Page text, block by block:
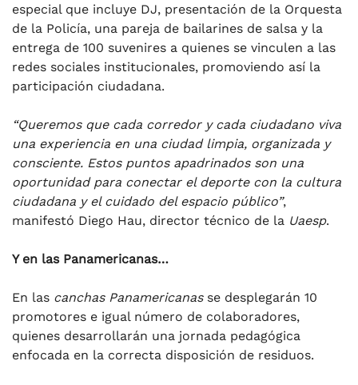
especial que incluye DJ, presentación de la Orquesta
de la Policía, una pareja de bailarines de salsa y la
entrega de 100 suvenires a quienes se vinculen a las
redes sociales institucionales, promoviendo así la
participación ciudadana.
“Queremos que cada corredor y cada ciudadano viva
una experiencia en una ciudad limpia, organizada y
consciente. Estos puntos apadrinados son una
oportunidad para conectar el deporte con la cultura
ciudadana y el cuidado del espacio público”,
manifestó Diego Hau, director técnico de la Uaesp.
Y en las Panamericanas…
En las canchas Panamericanas se desplegarán 10
promotores e igual número de colaboradores,
quienes desarrollarán una jornada pedagógica
enfocada en la correcta disposición de residuos.